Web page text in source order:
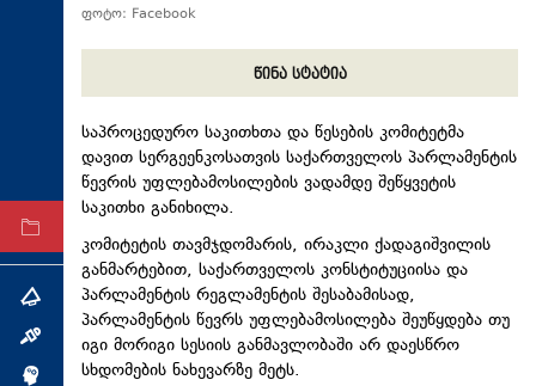
რეგიონი
კულტურა
ტექნოლოგიები
თემა
ინტერვიუ
ინქვიზიცია
ფოტო: Facebook
წინა სტატია
საპროცედურო საკითხთა და წესების კომიტეტმა
დავით სერგეენკოსათვის საქართველოს პარლამენტის
წევრის უფლებამოსილების ვადამდე შეწყვეტის
საკითხი განიხილა.
კომიტეტის თავმჯდომარის, ირაკლი ქადაგიშვილის
განმარტებით, საქართველოს კონსტიტუციისა და
პარლამენტის რეგლამენტის შესაბამისად,
პარლამენტის წევრს უფლებამოსილება შეუწყდება თუ
იგი მორიგი სესიის განმავლობაში არ დაესწრო
სხდომების ნახევარზე მეტს.